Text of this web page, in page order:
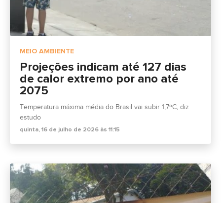
MEIO AMBIENTE
Projeções indicam até 127 dias
de calor extremo por ano até
2075
Temperatura máxima média do Brasil vai subir 1,7ºC, diz
estudo
quinta, 16 de julho de 2026 às 11:15